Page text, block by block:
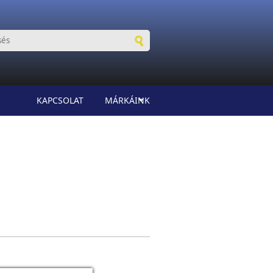
KAPCSOLAT MÁRKÁINK